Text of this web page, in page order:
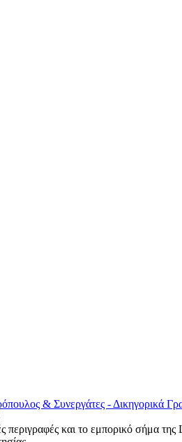
& Συνεργάτες - Δικηγορικά
περιγραφές και το εμπορικό σήμα της